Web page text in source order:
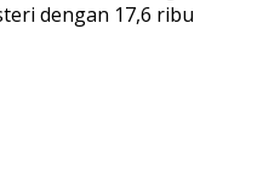
dengan 17,6 ribu